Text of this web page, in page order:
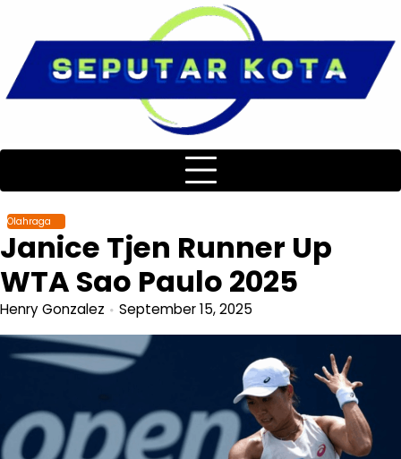
content
Olahraga
Janice Tjen Runner Up
WTA Sao Paulo 2025
Henry Gonzalez September 15, 2025